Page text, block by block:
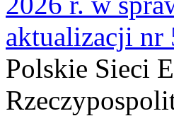
aktualizacji nr
Polskie Sieci